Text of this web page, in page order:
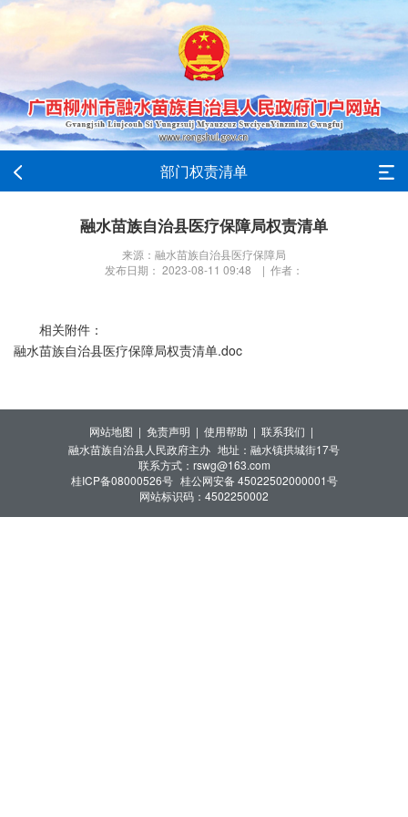
部门权责清单
融水苗族自治县医疗保障局权责清单
来源：融水苗族自治县医疗保障局
发布日期： 2023-08-11 09:48 | 作者：
相关附件：
融水苗族自治县医疗保障局权责清单.doc
网站地图 | 免责声明 | 使用帮助 | 联系我们 |
融水苗族自治县人民政府主办 地址：融水镇拱城街17号
联系方式：rswg@163.com
桂ICP备08000526号 桂公网安备 45022502000001号
网站标识码：4502250002